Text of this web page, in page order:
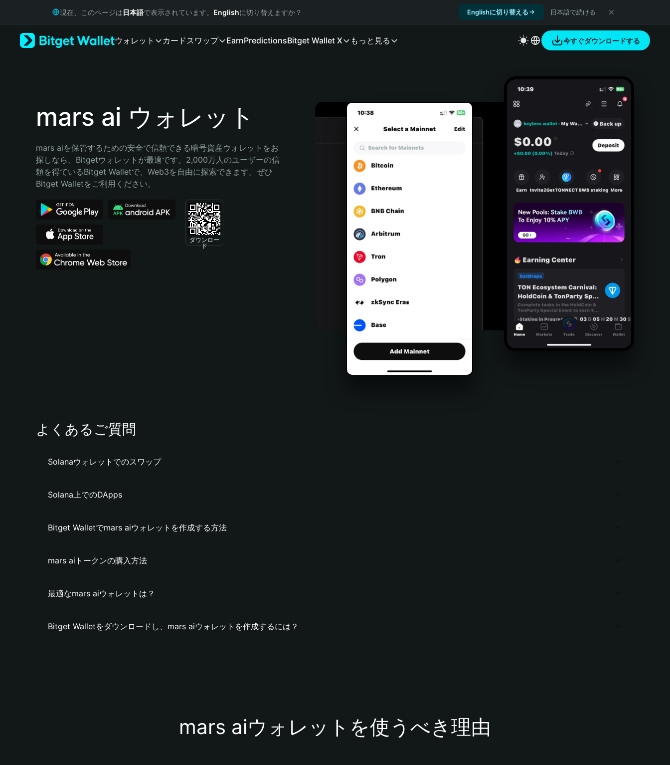
Русский
Bahasa Indonesia
Português (Brasil)
現在、このページは日本語で表示されています。 Englishに切り替えますか？ Englishに切り替える 日本語で続ける
ウォレット カードスワップ EarnPredictionsBitget Wallet X もっと見る 今すぐダウンロードする
mars ai ウォレット
mars aiを保管するための安全で信頼できる暗号資産ウォレットをお
探しなら、Bitgetウォレットが最適です。2,000万人のユーザーの信
頼を得ているBitget Walletで、Web3を自由に探索できます。ぜひ
Bitget Walletをご利用ください。
ダウンロー
ド
よくあるご質問
Solanaウォレットでのスワップ
Solana上でのDApps
Bitget Walletでmars aiウォレットを作成する方法
mars aiトークンの購入方法
最適なmars aiウォレットは？
Bitget Walletをダウンロードし、mars aiウォレットを作成するには？
mars aiウォレットを使うべき理由